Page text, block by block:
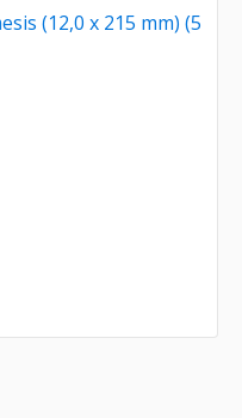
(12,0 x 215 mm) (5